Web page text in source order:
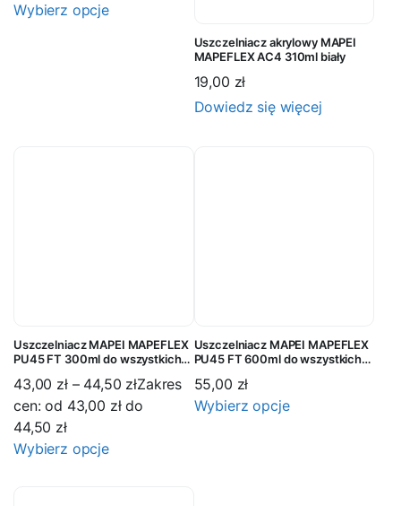
Wybierz opcje
Uszczelniacz akrylowy MAPEI
MAPEFLEX AC4 310ml biały
19,00 zł
Dowiedz się więcej
Uszczelniacz MAPEI MAPEFLEX
PU45 FT 300ml do wszystkich
43,00 zł – 44,50 złZakres
cen: od 43,00 zł do
44,50 zł
Wybierz opcje
Uszczelniacz MAPEI MAPEFLEX
PU45 FT 600ml do wszystkich
55,00 zł
Wybierz opcje